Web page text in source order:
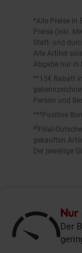
Nur
Der
Preise (inkl.
Statt- und
Alle Artikel
Abgabe nur in
**15€ Rabatt
Person und
***Positive
²⁰Filial-
gekauften
Der jeweilige